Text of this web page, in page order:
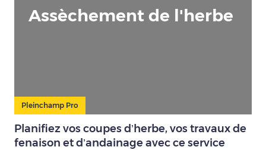
Assèchement de l'herbe
Pleinchamp Pro
Planifiez vos coupes d’herbe, vos travaux de
fenaison et d’andainage avec ce service